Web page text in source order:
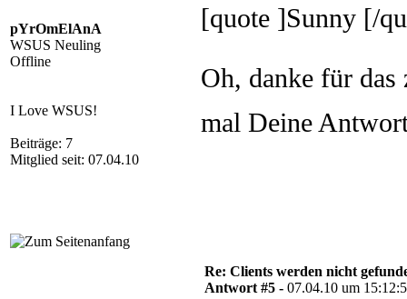
pYrOmElAnA
WSUS Neuling
Offline
I Love WSUS!
Beiträge: 7
Mitglied seit: 07.04.10
[quote ]Sunny [/
Oh, danke für
mal Deine
Re: Clients werden nicht
Antwort #5 - 07.04.10 um